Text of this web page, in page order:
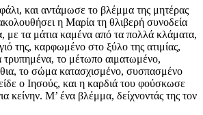
και αντάμωσε το βλέμμα της μητέρας
η Μαρία τη θλιβερή συνοδεία
με τα μάτια καμένα από τα πολλά κλάματα,
της, καρφωμένο στο ξύλο της ατιμίας,
τρυπημένα, το μέτωπο αιματωμένο,
το σώμα κατασχισμένο, συσπασμένο
ο Ιησούς, και η καρδιά του φούσκωσε
κείνην. Μ’ ένα βλέμμα, δείχνοντάς της τον